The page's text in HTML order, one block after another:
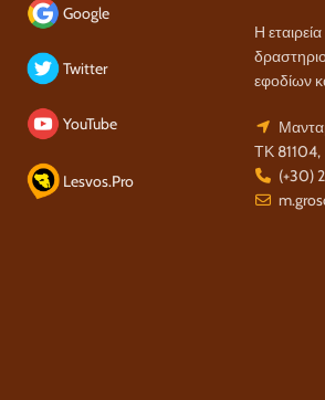
Google
Twitter
YouTube
Lesvos.Pro
Η
εφοδίων
ΤΚ
(+30)